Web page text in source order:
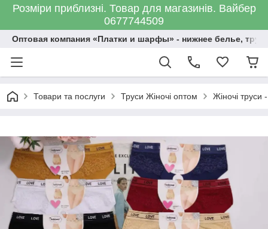
Розміри приблизні. Товар для магазинів. Вайбер
0677744509
Оптовая компания «Платки и шарфы» - нижнее белье,
Товари та послуги Труси Жіночі оптом Жіночі труси